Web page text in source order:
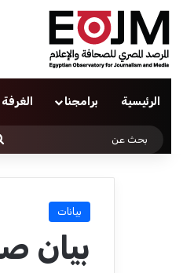
الرئيسية برامجنا
بيانات
بيان